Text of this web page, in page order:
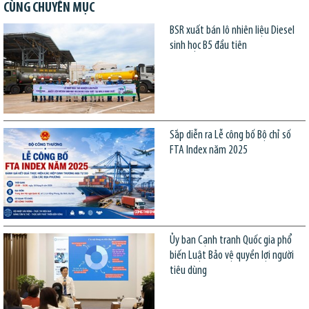
CÙNG CHUYÊN MỤC
BSR xuất bán lô nhiên liệu Diesel
sinh học B5 đầu tiên
Sắp diễn ra Lễ công bố Bộ chỉ số
FTA Index năm 2025
Ủy ban Cạnh tranh Quốc gia phổ
biến Luật Bảo vệ quyền lợi người
tiêu dùng